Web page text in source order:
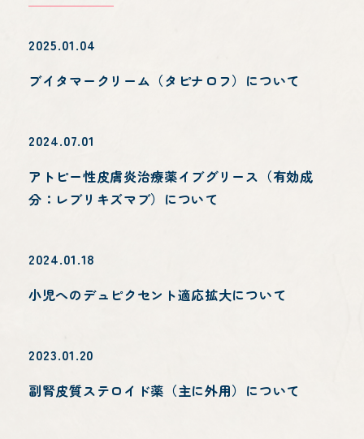
受診方法・待ち状況
2025.01.04
ブイタマークリーム（タピナロフ）について
2024.07.01
アトピー性皮膚炎治療薬イブグリース（有効成
分：レブリキズマブ）について
2024.01.18
小児へのデュピクセント適応拡大について
2023.01.20
副腎皮質ステロイド薬（主に外用）について